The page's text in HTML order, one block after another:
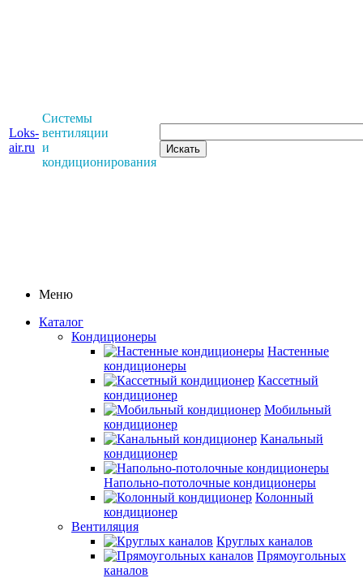
Loks-
air.ru
Системы
вентиляции
и
кондиционирования
Меню
Каталог
Кондиционеры
Настенные
кондиционеры
Кассетный
кондиционер
Мобильный
кондиционер
Канальный
кондиционер
Напольно-потолочные кондиционеры
Колонный
кондиционер
Вентиляция
Круглых каналов
Прямоугольных
каналов